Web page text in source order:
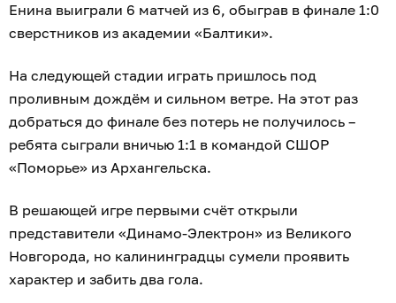
Енина выиграли 6 матчей из 6, обыграв в финале 1:0
сверстников из академии «Балтики».
На следующей стадии играть пришлось под
проливным дождём и сильном ветре. На этот раз
добраться до финале без потерь не получилось –
ребята сыграли вничью 1:1 в командой СШОР
«Поморье» из Архангельска.
В решающей игре первыми счёт открыли
представители «Динамо-Электрон» из Великого
Новгорода, но калининградцы сумели проявить
характер и забить два гола.